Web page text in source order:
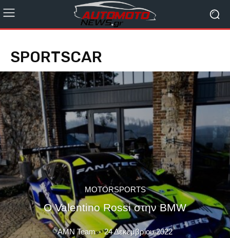
SPORTSCAR
MOTORSPORTS
O Valentino Rossi στην BMW
AMN Team - 24 Δεκεμβρίου 2022